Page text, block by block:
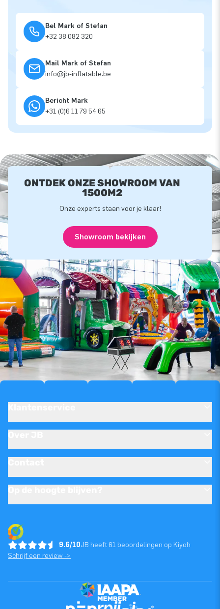
Bel Mark of Stefan
+32 38 082 320
Mail Mark of Stefan
info@jb-inflatable.be
Bericht Mark
+31 (0)6 11 79 54 65
ONTDEK ONZE SHOWROOM VAN
1500M2
Onze experts staan voor je klaar!
Showroom bekijken
9.6/10JB heeft 61 beoordelingen op Kiyoh
Schrijf een review ->